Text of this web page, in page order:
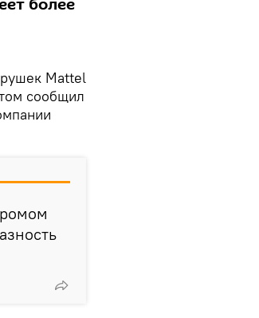
более
Mattel
сообщил